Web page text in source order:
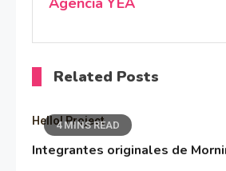
Related Posts
4 MINS READ
Hello! Project
Integrantes originales de